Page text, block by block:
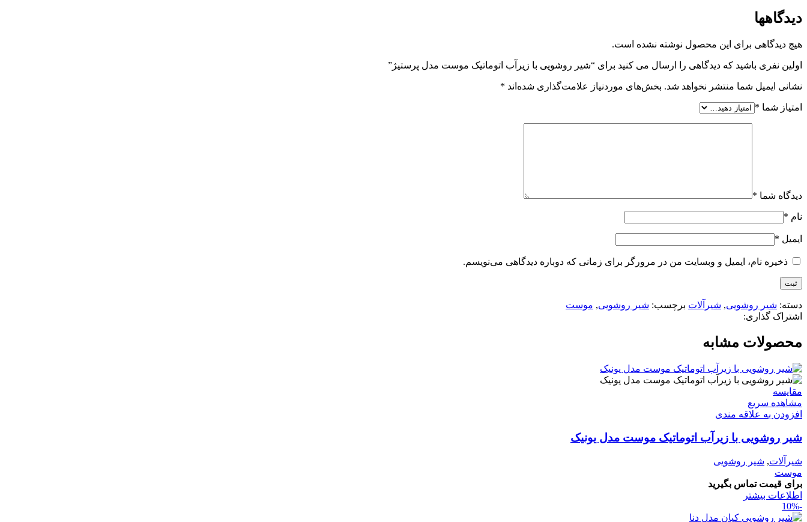
دیدگاهها
هیچ دیدگاهی برای این محصول نوشته نشده است.
اولین نفری باشید که دیدگاهی را ارسال می کنید برای “شیر روشویی با زیرآب اتوماتیک موست مدل پرستیژ”
نشانی ایمیل شما منتشر نخواهد شد. بخش‌های موردنیاز علامت‌گذاری شده‌اند *
امتیاز شما *
دیدگاه شما *
نام *
ایمیل *
ذخیره نام، ایمیل و وبسایت من در مرورگر برای زمانی که دوباره دیدگاهی می‌نویسم.
دسته: شیر روشویی, شیرآلات برچسب: شیر روشویی, موست
اشتراک گذاری:
محصولات مشابه
مقایسه
مشاهده سریع
افزودن به علاقه مندی
شیر روشویی با زیرآب اتوماتیک موست مدل یونیک
شیرآلات, شیر روشویی
موست
برای قیمت تماس بگیرید
اطلاعات بیشتر
-10%